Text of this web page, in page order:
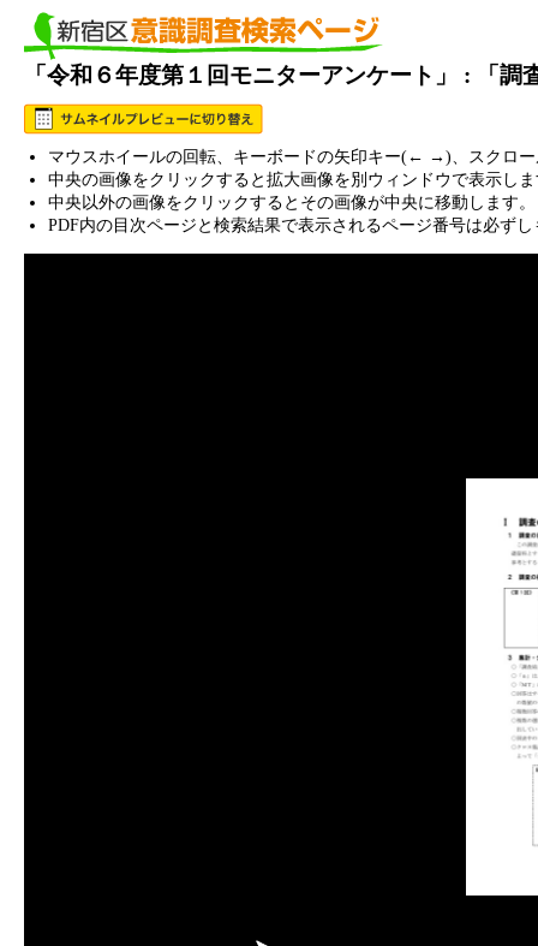
「令和６年度第１回モニターアンケート」 : 「
マウスホイールの回転、キーボードの矢印キー(← →)、スクロ
中央の画像をクリックすると拡大画像を別ウィンドウで表示し
中央以外の画像をクリックするとその画像が中央に移動します。
PDF内の目次ページと検索結果で表示されるページ番号は必ず